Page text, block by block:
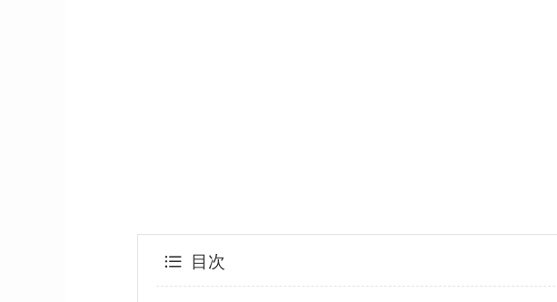
目次